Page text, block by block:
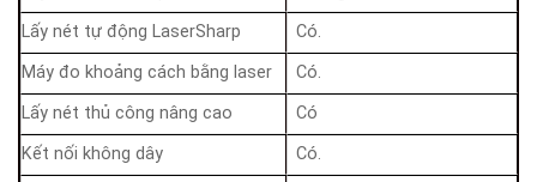
Lấy nét tự động LaserSharp
Có.
Máy đo khoảng cách bằng laser
Có.
Lấy nét thủ công nâng cao
Có
Kết nối không dây
Có.